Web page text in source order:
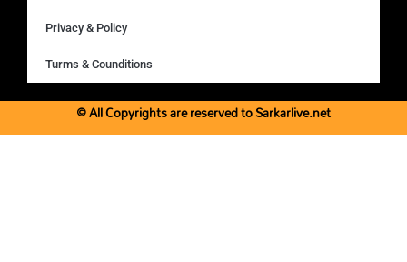
Privacy & Policy
Turms & Counditions
© All Copyrights are reserved to Sarkarlive.net